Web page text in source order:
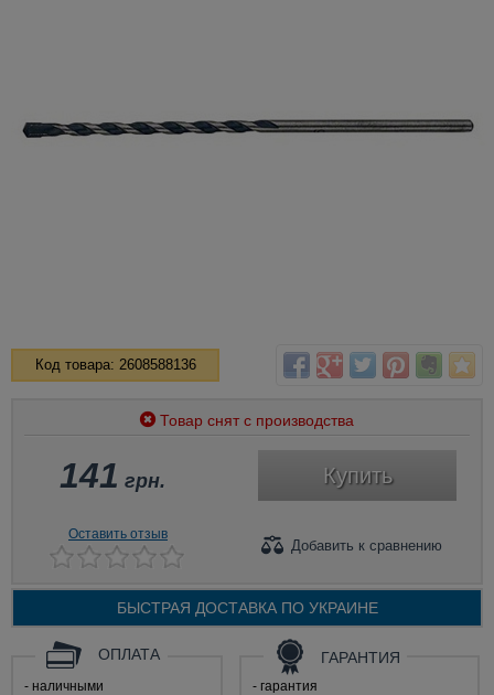
Код товара: 2608588136
Товар снят с производства
141 грн. Купить
Оставить отзыв
Добавить к сравнению
БЫСТРАЯ ДОСТАВКА ПО УКРАИНЕ
ОПЛАТА
- наличными
ГАРАНТИЯ
- гарантия